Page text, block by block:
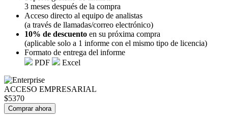
3 meses después de la compra
Acceso directo al equipo de analistas
(a través de llamadas/correo electrónico)
10% de descuento en su próxima compra
(aplicable solo a 1 informe con el mismo tipo de licencia)
Formato de entrega del informe
PDF
Excel
ACCESO EMPRESARIAL
$5370
Comprar ahora